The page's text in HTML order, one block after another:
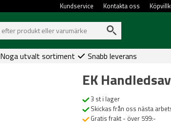
Kontakta oss
Kundservice
Noga utvalt sortiment Snabb leverans
EK
3 st i lager
Skickas från oss nästa
Gratis frakt - över 599:-